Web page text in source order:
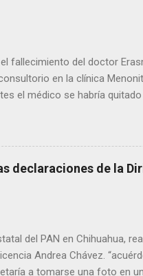
fallecimiento del doctor
en la clínica
el médico se habría
quien se desempeñó
en la región.
declaraciones de la
del PAN en Chihuahua,
Andrea Chávez.
a tomarse una foto en